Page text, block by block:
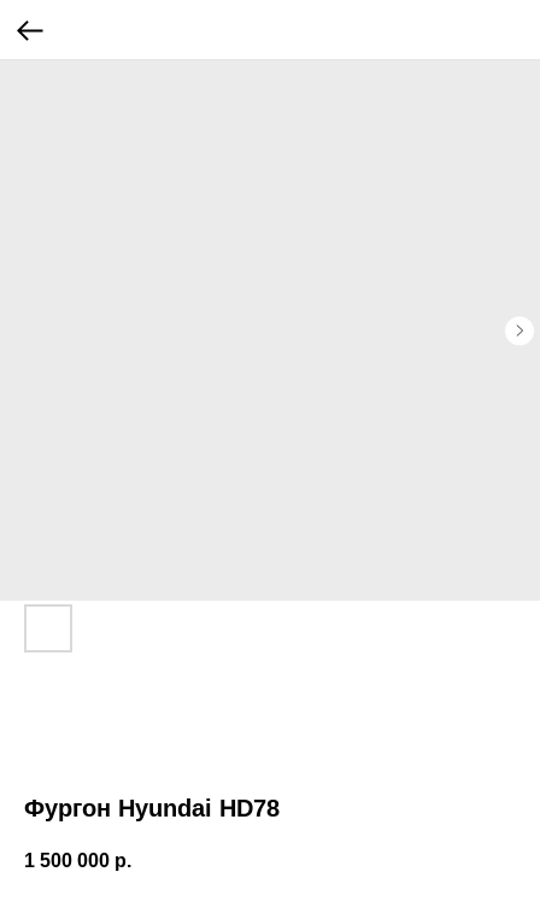
Фургон Hyundai HD78
1 500 000 р.